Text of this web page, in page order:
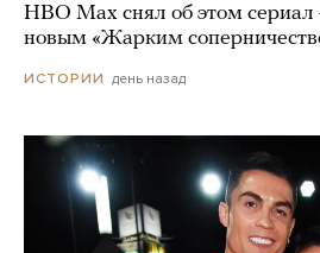
HBO Max снял об этом
новым «Жарким
ИСТОРИИ день назад